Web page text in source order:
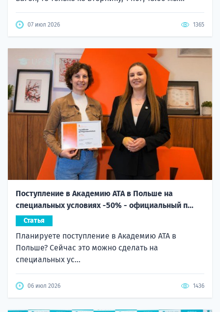
07 июл 2026 1365
Поступление в Академию ATA в Польше на
специальных условиях -50% - официальный п...
Статья
Планируете поступление в Академию ATA в
Польше? Сейчас это можно сделать на
специальных ус...
06 июл 2026 1436